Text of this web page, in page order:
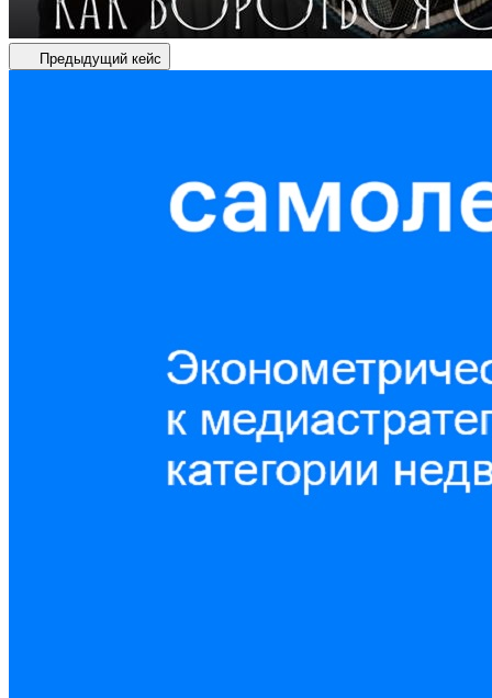
Предыдущий кейс